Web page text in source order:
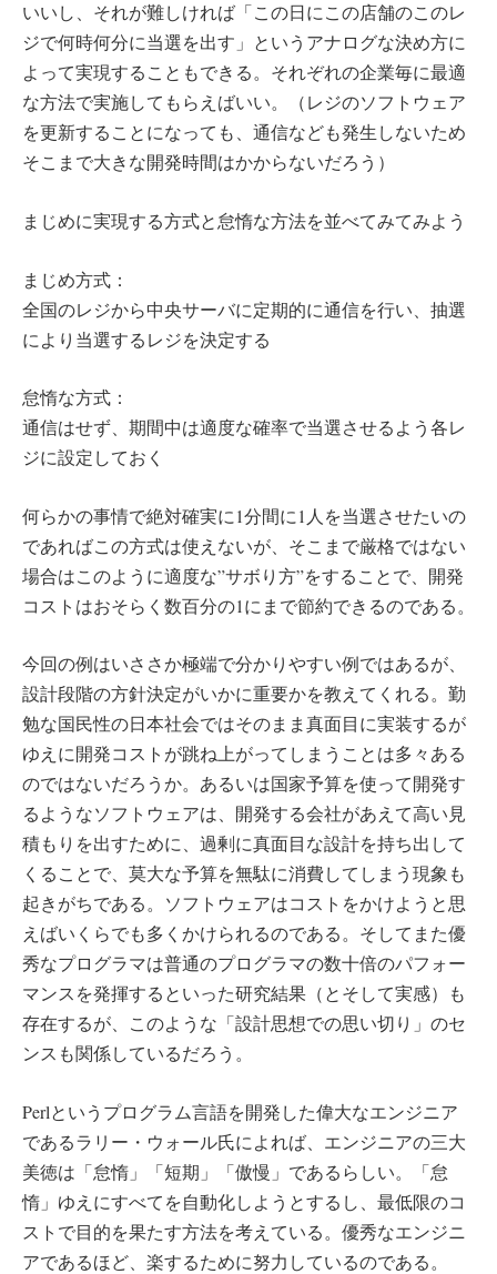
いいし、それが難しければ「この日にこの店舗のこのレ
ジで何時何分に当選を出す」というアナログな決め方に
よって実現することもできる。それぞれの企業毎に最適
な方法で実施してもらえばいい。（レジのソフトウェア
を更新することになっても、通信なども発生しないため
そこまで大きな開発時間はかからないだろう）
まじめに実現する方式と怠惰な方法を並べてみてみよう
まじめ方式：
全国のレジから中央サーバに定期的に通信を行い、抽選
により当選するレジを決定する
怠惰な方式：
通信はせず、期間中は適度な確率で当選させるよう各レ
ジに設定しておく
何らかの事情で絶対確実に1分間に1人を当選させたいの
であればこの方式は使えないが、そこまで厳格ではない
場合はこのように適度な”サボり方”をすることで、開発
コストはおそらく数百分の1にまで節約できるのである。
今回の例はいささか極端で分かりやすい例ではあるが、
設計段階の方針決定がいかに重要かを教えてくれる。勤
勉な国民性の日本社会ではそのまま真面目に実装するが
ゆえに開発コストが跳ね上がってしまうことは多々ある
のではないだろうか。あるいは国家予算を使って開発す
るようなソフトウェアは、開発する会社があえて高い見
積もりを出すために、過剰に真面目な設計を持ち出して
くることで、莫大な予算を無駄に消費してしまう現象も
起きがちである。ソフトウェアはコストをかけようと思
えばいくらでも多くかけられるのである。そしてまた優
秀なプログラマは普通のプログラマの数十倍のパフォー
マンスを発揮するといった研究結果（とそして実感）も
存在するが、このような「設計思想での思い切り」のセ
ンスも関係しているだろう。
Perlというプログラム言語を開発した偉大なエンジニア
であるラリー・ウォール氏によれば、エンジニアの三大
美徳は「怠惰」「短期」「傲慢」であるらしい。「怠
惰」ゆえにすべてを自動化しようとするし、最低限のコ
ストで目的を果たす方法を考えている。優秀なエンジニ
アであるほど、楽するために努力しているのである。